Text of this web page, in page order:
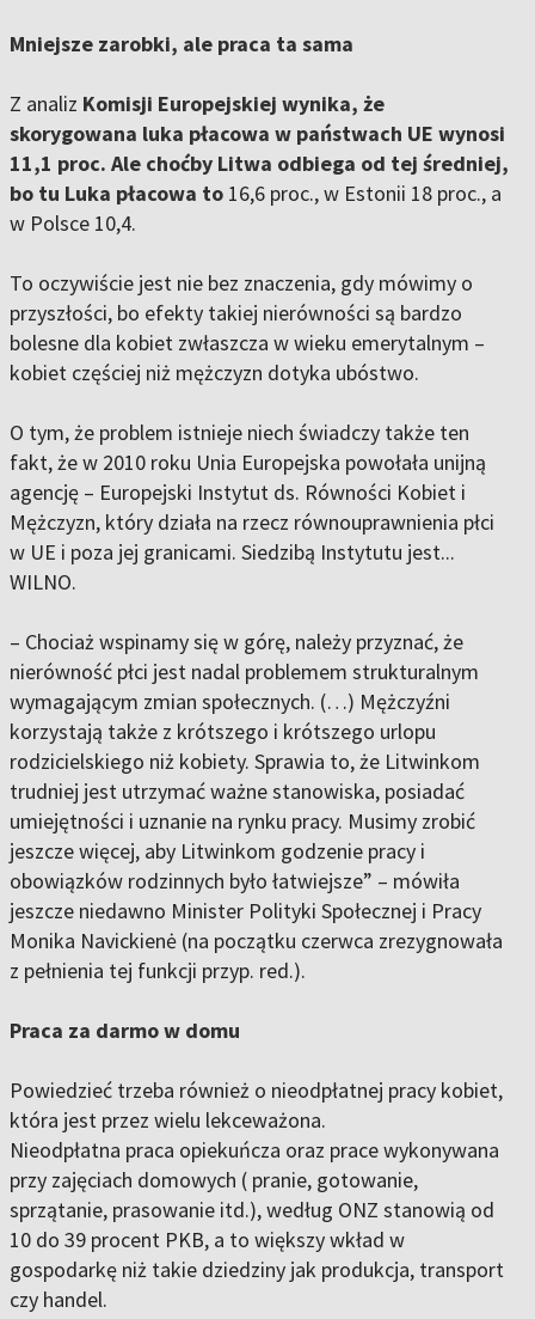
Mniejsze zarobki, ale praca ta sama
Z analiz Komisji Europejskiej wynika, że
skorygowana luka płacowa w państwach UE wynosi
11,1 proc. Ale choćby Litwa odbiega od tej średniej,
bo tu Luka płacowa to 16,6 proc., w Estonii 18 proc., a
w Polsce 10,4.
To oczywiście jest nie bez znaczenia, gdy mówimy o
przyszłości, bo efekty takiej nierówności są bardzo
bolesne dla kobiet zwłaszcza w wieku emerytalnym –
kobiet częściej niż mężczyzn dotyka ubóstwo.
O tym, że problem istnieje niech świadczy także ten
fakt, że w 2010 roku Unia Europejska powołała unijną
agencję – Europejski Instytut ds. Równości Kobiet i
Mężczyzn, który działa na rzecz równouprawnienia płci
w UE i poza jej granicami. Siedzibą Instytutu jest...
WILNO.
– Chociaż wspinamy się w górę, należy przyznać, że
nierówność płci jest nadal problemem strukturalnym
wymagającym zmian społecznych. (…) Mężczyźni
korzystają także z krótszego i krótszego urlopu
rodzicielskiego niż kobiety. Sprawia to, że Litwinkom
trudniej jest utrzymać ważne stanowiska, posiadać
umiejętności i uznanie na rynku pracy. Musimy zrobić
jeszcze więcej, aby Litwinkom godzenie pracy i
obowiązków rodzinnych było łatwiejsze” – mówiła
jeszcze niedawno Minister Polityki Społecznej i Pracy
Monika Navickienė (na początku czerwca zrezygnowała
z pełnienia tej funkcji przyp. red.).
Praca za darmo w domu
Powiedzieć trzeba również o nieodpłatnej pracy kobiet,
która jest przez wielu lekceważona.
Nieodpłatna praca opiekuńcza oraz prace wykonywana
przy zajęciach domowych ( pranie, gotowanie,
sprzątanie, prasowanie itd.), według ONZ stanowią od
10 do 39 procent PKB, a to większy wkład w
gospodarkę niż takie dziedziny jak produkcja, transport
czy handel.